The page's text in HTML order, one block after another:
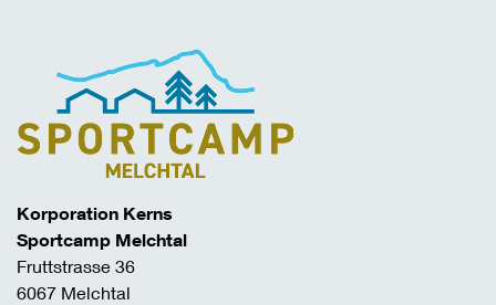
Korporation Kerns
Sportcamp Melchtal
Fruttstrasse 36
6067 Melchtal